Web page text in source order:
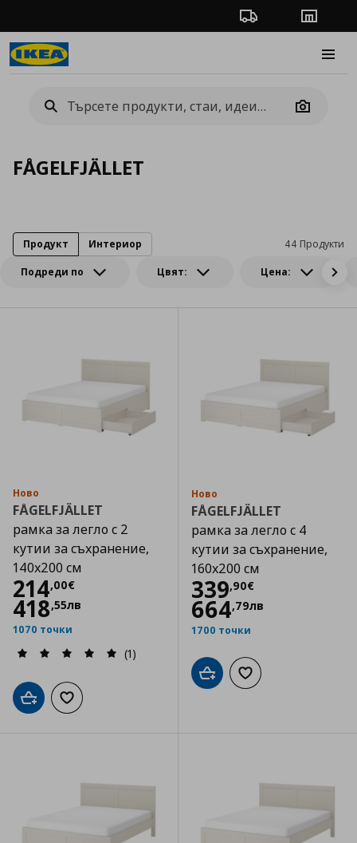
Проследяване на
Camera
FÅGELFJÄLLET
Подреди по Цвят: Цена:
44 Продукти
Продукт Интериор
Ново
FÅGELFJÄLLET
рамка за легло с 2
кутии за съхранение,
140x200 см
214,00€
Цена
418,55лв
1070 точки
(1)
Добави в кошницата
Добави към списъка с любими
Ново
FÅGELFJÄLLET
рамка за легло с 4
кутии за съхранение,
160x200 см
339,90€
Цена
664,79лв
1700 точки
Добави в кошницата
Добави към